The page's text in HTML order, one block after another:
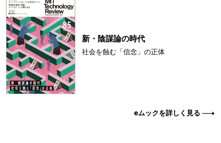
新・陰謀論の時代
社会を蝕む「信念」の正体
eムックを詳しく見る